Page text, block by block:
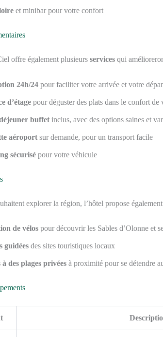
et minibar pour votre confort
offre également plusieurs services qui
24h/24 pour faciliter votre arrivée et votre
d’étage pour déguster des plats dans le confort de
buffet inclus, avec des options saines et
aéroport sur demande, pour un transport facile
sécurisé pour votre véhicule
explorer la région, l’hôtel propose
de vélos pour découvrir les Sables d’Olonne et
guidées des sites touristiques locaux
à des plages privées à proximité pour se détendre